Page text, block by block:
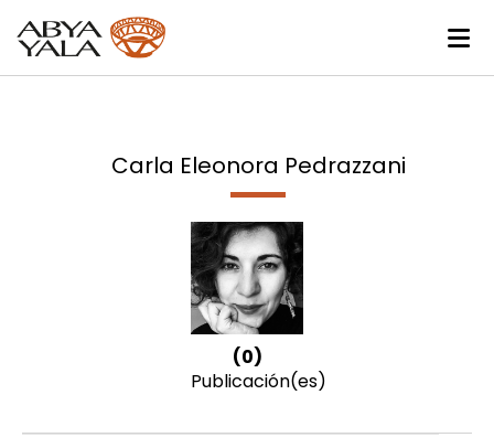
Carla Eleonora Pedrazzani
(0)
Publicación(es)